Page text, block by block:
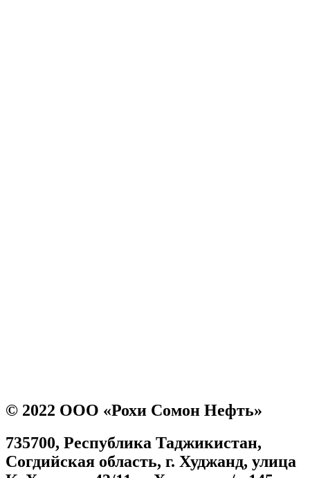
© 2022 ООО «Рохи Сомон Нефть»
735700, Республика Таджикистан,
Согдийская область, г. Худжанд, улица